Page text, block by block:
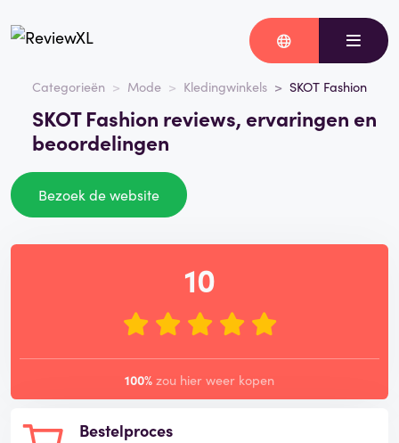
Categorieën Mode Kledingwinkels SKOT Fashion
SKOT Fashion reviews, ervaringen en
beoordelingen
Bezoek de website
Bestelproces
10
100% zou hier weer kopen